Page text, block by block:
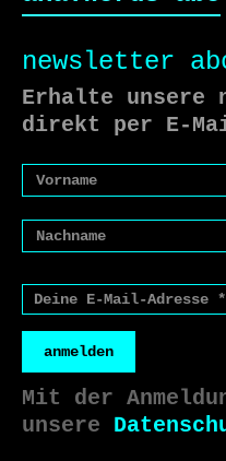
newsletter
Erhalte unsere
direkt per E-
anmelden
Mit der
unsere